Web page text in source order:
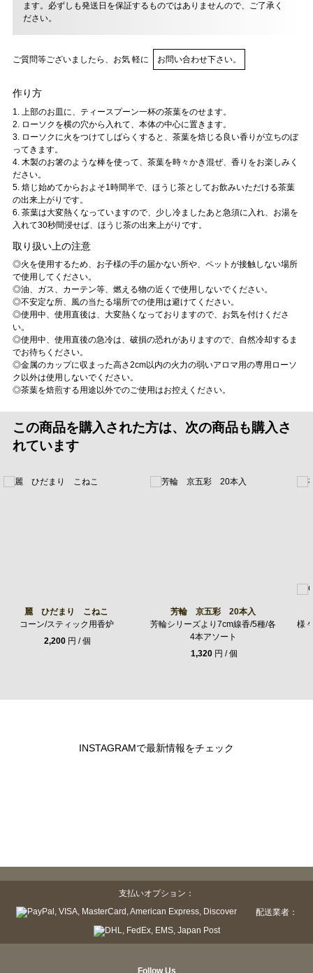
ます。必ずしも発送日を保証するものではありませんので、ご了承く
ださい。
ご質問等ございましたら、お気 軽に お問い合わせ下さい。
作り方
1. 上部のお皿に、ティースプーン一杯の茶葉をのせます。
2. ローソクを横の穴から入れて、本体の中心に置きます。
3. ローソクに火をつけてしばらくすると、茶葉を焙じる良い香りが立ちのぼ
ってきます。
4. 木製のお箸のような棒を使って、茶葉を時々かき混ぜ、香りをお楽しみく
ださい。
5. 焙じ始めてからおよそ1時間半で、ほうじ茶としてお飲みいただける茶葉
の出来上がりです。
6. 茶葉は大変熱くなっていますので、少し冷ましたあと急須に入れ、お湯を
入れて30秒間浸せば、ほうじ茶の出来上がりです。
取り扱い上の注意
◎火を使用するため、お子様の手の届かない所や、ペットが接触しない場所
で使用してください。
◎油、ガス、カーテン等、燃える物の近くで使用しないでください。
◎不安定な所、風の当たる場所での使用は避けてください。
◎使用中、使用直後は、大変熱くなっておりますので、お気を付けくださ
い。
◎使用中、使用直後の急冷は、破損の恐れがありますので、自然冷却するま
でお待ちください。
◎金属のカップに収まった高さ2cm以内の火力の弱いアロマ用の専用ローソ
ク以外は使用しないでください。
◎茶葉を焙煎する用途以外でのご使用はお控えください。
この商品を購入された方は、次の商品も購入さ
れています
麗 ひだまり こねこ
コーン/スティック用香炉
2,200円 / 個
芳輪 京五彩 20本入
芳輪シリーズより7cm線香/5種/各
4本アソート
1,320円 / 個
様
INSTAGRAMで最新情報をチェック
支払いオプション：
配送業者：
Follow Us